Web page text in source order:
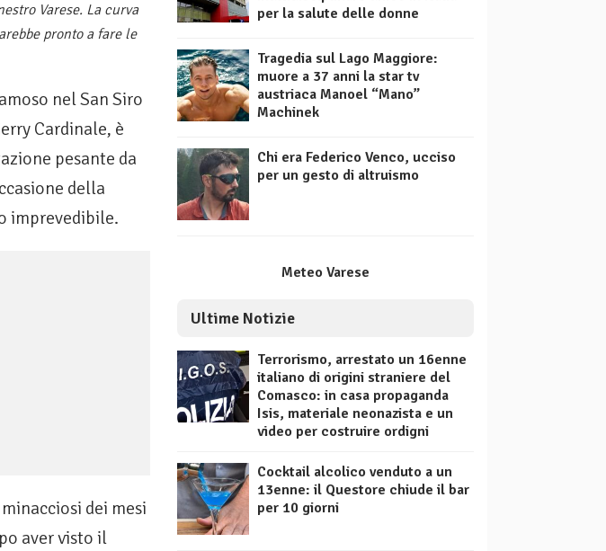
Varese. La curva
pronto a fare le
nel San Siro
Cardinale, è
pesante da
della
imprevedibile.
dei mesi
aver visto il
per la salute delle donne
Tragedia sul Lago Maggiore:
muore a 37 anni la star tv
austriaca Manoel “Mano”
Machinek
Chi era Federico Venco, ucciso
per un gesto di altruismo
Meteo Varese
Ultime Notizie
Terrorismo, arrestato un 16enne
italiano di origini straniere del
Comasco: in casa propaganda
Isis, materiale neonazista e un
video per costruire ordigni
Cocktail alcolico venduto a un
13enne: il Questore chiude il bar
per 10 giorni